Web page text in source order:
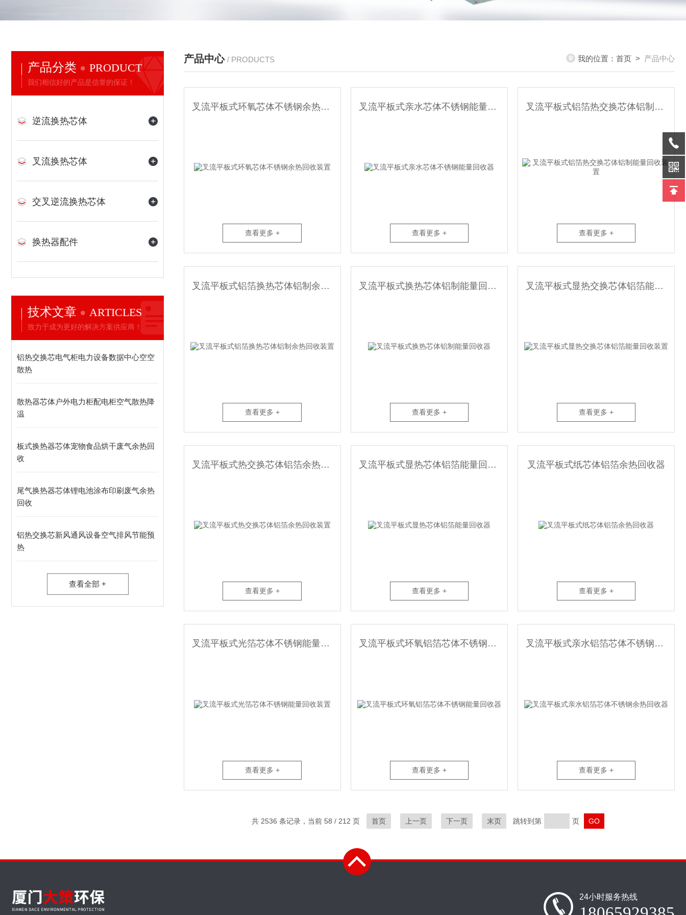
产品分类 PRODUCT
我们相信好的产品是信誉的保证！
逆流换热芯体
叉流换热芯体
交叉逆流换热芯体
换热器配件
技术文章 ARTICLES
致力于成为更好的解决方案供应商！
铝热交换芯电气柜电力设备数据中心空空
散热
散热器芯体户外电力柜配电柜空气散热降
温
板式换热器芯体宠物食品烘干废气余热回
收
尾气换热器芯体锂电池涂布印刷废气余热
回收
铝热交换芯新风通风设备空气排风节能预
热
查看全部 +
产品中心 / PRODUCTS 我的位置： 首页 > 产品中心
叉流平板式环氧芯体不锈钢余热回收装置
查看更多 +
叉流平板式亲水芯体不锈钢能量回收器
查看更多 +
叉流平板式铝箔热交换芯体铝制能量回收装置
查看更多 +
叉流平板式铝箔换热芯体铝制余热回收装置
查看更多 +
叉流平板式换热芯体铝制能量回收器
查看更多 +
叉流平板式显热交换芯体铝箔能量回收装置
查看更多 +
叉流平板式热交换芯体铝箔余热回收装置
查看更多 +
叉流平板式显热芯体铝箔能量回收器
查看更多 +
叉流平板式纸芯体铝箔余热回收器
查看更多 +
叉流平板式光箔芯体不锈钢能量回收装置
查看更多 +
叉流平板式环氧铝箔芯体不锈钢能量回收器
查看更多 +
叉流平板式亲水铝箔芯体不锈钢余热回收器
查看更多 +
共 2536 条记录，当前 58 / 212 页 首页 上一页 下一页 末页 跳转到第 页
24小时服务热线